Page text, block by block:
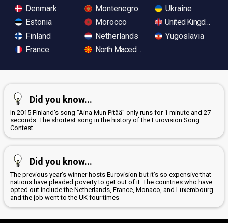
Denmark
Estonia
Finland
France
Montenegro
Morocco
Netherlands
North Macedonia
Ukraine
United Kingdom
Yugoslavia
Did you know...
In 2015 Finland's song "Aina Mun Pitää" only runs for 1 minute and 27
seconds. The shortest song in the history of the Eurovision Song
Contest
Did you know...
The previous year’s winner hosts Eurovision but it’s so expensive that
nations have pleaded poverty to get out of it. The countries who have
opted out include the Netherlands, France, Monaco, and Luxembourg
and the job went to the UK four times